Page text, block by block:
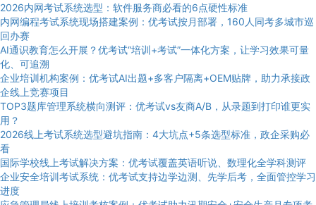
2026内网考试系统选型：软件服务商必看的6点硬性标准
内网编程考试系统现场搭建案例：优考试按月部署，160人同考多城市巡
回办赛
AI通识教育怎么开展？优考试“培训+考试”一体化方案，让学习效果可量
化、可追溯
企业培训机构案例：优考试AI出题+多客户隔离+OEM贴牌，助力承接政
企线上竞赛项目
TOP3题库管理系统横向测评：优考试vs友商A/B，从录题到打印谁更实
用？
2026线上考试系统选型避坑指南：4大坑点+5条选型标准，政企采购必
看
国际学校线上考试解决方案：优考试覆盖英语听说、数理化全学科测评
企业安全培训考试系统：优考试支持边学边测、先学后考，全面管控学习
进度